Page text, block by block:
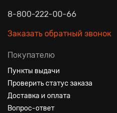
8-800-222-00-66
Заказать обратный звонок
Покупателю
Пункты выдачи
Проверить статус заказа
Доставка и оплата
Вопрос-ответ